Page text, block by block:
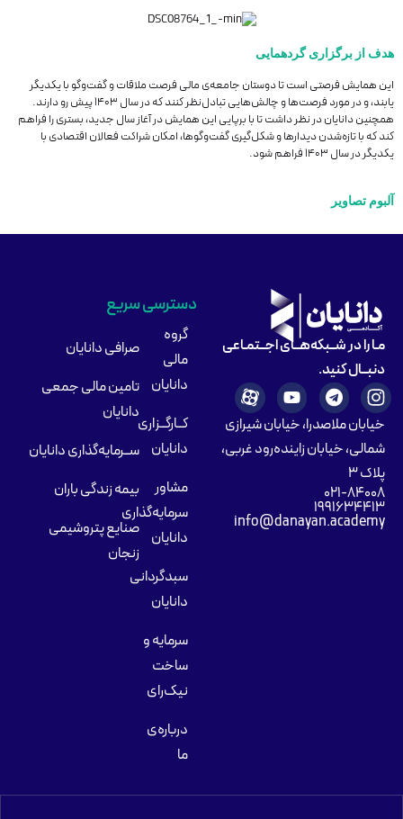
هدف از برگزاری گردهمایی
این همایش فرصتی است تا دوستان جامعه‌ی مالی فرصت ملاقات و گفت‌وگو با یکدیگر
یابند، و در مورد فرصت‌ها و چالش‌هایی تبادل‌نظر کنند که در ‏سال ۱۴۰۳ پیش رو دارند.‏
همچنین دانایان در نظر داشت تا با برپایی این همایش در آغاز سال جدید، بستری را فراهم
کند که با تازه‌شدن دیدارها و شکل‌گیری گفت‌وگوها، امکان شراکت فعالان اقتصادی با
یکدیگر در سال ۱۴۰۳ فراهم شود.
آلبوم تصاویر
مـا را در شــبکه‌هــای اجــتمـاعی
دنبــال کنید.
خیابان ملاصدرا، خیابان شیرازی
شمالی، خیابان زاینده‌رود غربی،
پلاک ۳
۰۲۱-۸۴۰۰۸
۱۹۹۱۶۳۴۴۱۳
info@danayan.academy
دسترسی سریع
گروه
مالی
دانایان
کــارگــزاری
دانایان
مشاور
سرمایه‌گذاری
دانایان
سبدگردانی
دانایان
سرمایه و
ساخت
نیک‌رای
درباره‌ی
ما
صرافی دانایان
تامین مالی جمعی
دانایان
ســرمایه‌گذاری دانایان
بیمه زندگی باران
صنایع پتروشیمی
زنجان